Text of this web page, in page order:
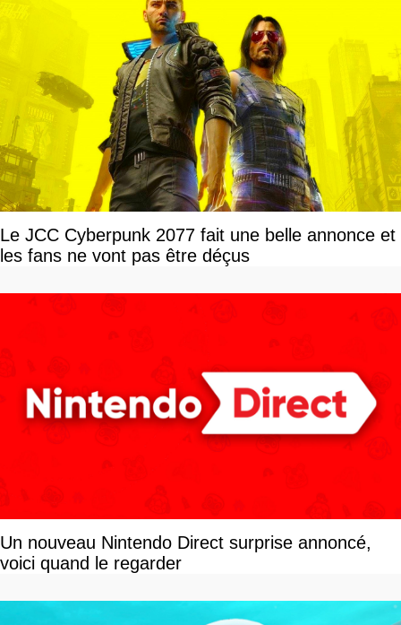
Le JCC Cyberpunk 2077 fait une belle annonce et
les fans ne vont pas être déçus
Un nouveau Nintendo Direct surprise annoncé,
voici quand le regarder